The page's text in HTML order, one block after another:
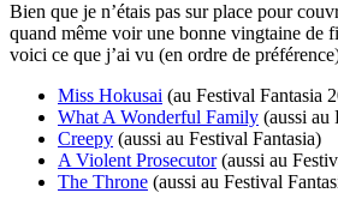
Bien que je n’étais pas sur place pour
quand même voir une bonne vingtaine de
voici ce que j’ai vu (en ordre de
Miss Hokusai (au Festival Fantasia
What A Wonderful Family (aussi au
Creepy (aussi au Festival Fantasia)
A Violent Prosecutor(aussi au
The Throne (aussi au Festival